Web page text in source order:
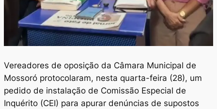
Vereadores de oposição da Câmara Municipal de
Mossoró protocolaram, nesta quarta-feira (28), um
pedido de instalação de Comissão Especial de
Inquérito (CEI) para apurar denúncias de supostos